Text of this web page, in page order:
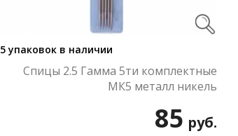
5 упаковок в наличии
Спицы 2.5 Гамма 5ти комплектные
МК5 металл никель
85 руб.